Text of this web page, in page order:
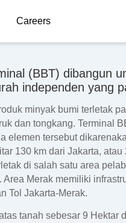
Careers
(BBT) dibangun
independen yang
minyak bumi terletak
dan tongkang. Terminal
elemen tersebut
130 km dari Jakarta,
di salah satu area
Merak memiliki
Tol Jakarta-Merak.
tanah sebesar 9 Hektar